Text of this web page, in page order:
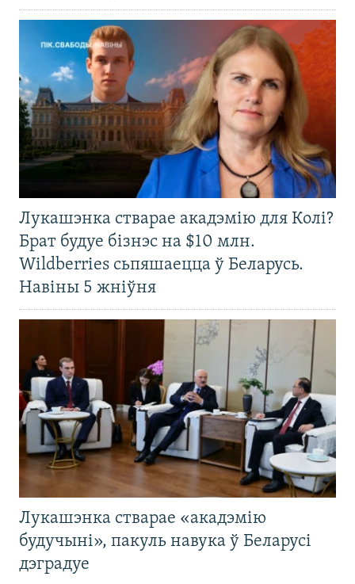
Лукашэнка стварае акадэмію для Колі?
Брат будуе бізнэс на $10 млн.
Wildberries сьпяшаецца ў Беларусь.
Навіны 5 жніўня
Лукашэнка стварае «акадэмію
будучыні», пакуль навука ў Беларусі
дэградуе